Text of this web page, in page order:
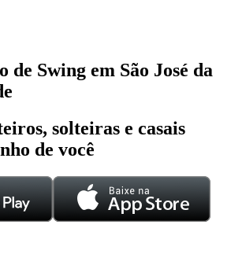
de Swing em São José da
solteiras e casais
de você